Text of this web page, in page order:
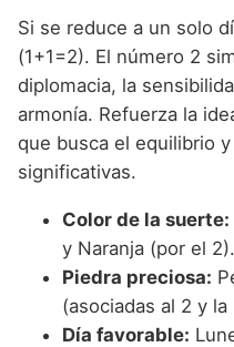
Si se reduce a un solo
(1+1=2). El número 2
diplomacia, la
armonía. Refuerza la
que busca el equilibrio
significativas.
Color de la suerte:
y Naranja (por el 2).
Piedra preciosa:
(asociadas al 2 y
Día favorable: